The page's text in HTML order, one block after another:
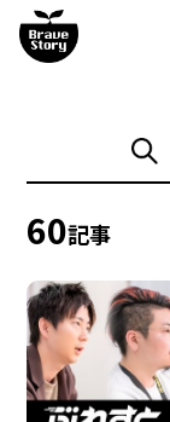
60記事